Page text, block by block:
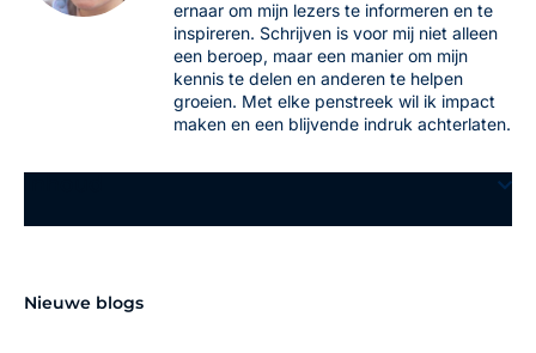
ernaar om mijn lezers te informeren en te
inspireren. Schrijven is voor mij niet alleen
een beroep, maar een manier om mijn
kennis te delen en anderen te helpen
groeien. Met elke penstreek wil ik impact
maken en een blijvende indruk achterlaten.
Nieuwe blogs